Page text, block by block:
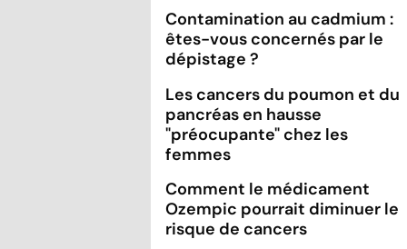
Contamination au cadmium :
êtes-vous concernés par le
dépistage ?
Les cancers du poumon et du
pancréas en hausse
"préocupante" chez les
femmes
Comment le médicament
Ozempic pourrait diminuer le
risque de cancers